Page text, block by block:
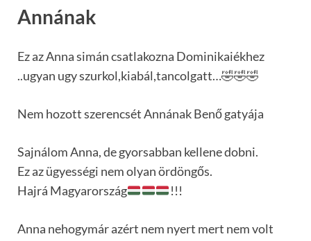
Annának
Ez az Anna simán csatlakozna Dominikaiékhez
..ugyan ugy szurkol,kiabál,tancolgatt…🤣🤣🤣
Nem hozott szerencsét Annának Benő gatyája
Sajnálom Anna, de gyorsabban kellene dobni.
Ez az ügyességi nem olyan ördöngős.
Hajrá Magyarország
!!!
Anna nehogymár azért nem nyert mert nem volt